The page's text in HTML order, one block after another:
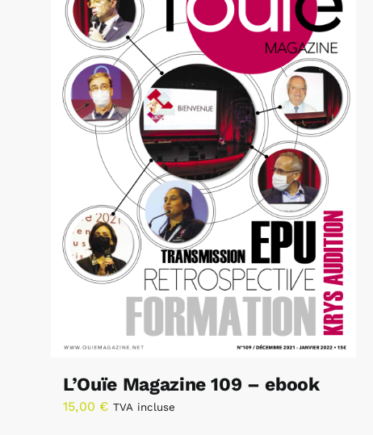
L’Ouïe Magazine 109 – ebook
15,00 € TVA incluse